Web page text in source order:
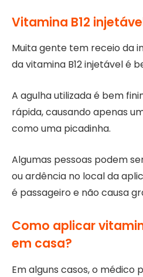
Vitamina B12
Muita gente tem receio da
da vitamina B12 injetável é
A agulha utilizada é bem
rápida, causando apenas
como uma picadinha.
Algumas pessoas podem
ou ardência no local da
é passageiro e não causa
Como aplicar
em casa?
Em alguns casos, o médico